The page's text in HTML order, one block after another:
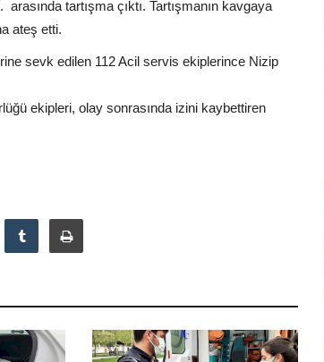
tartışma çıktı. Tartışmanın kavgaya
ateş etti.
sevk edilen 112 Acil servis ekiplerince Nizip
ekipleri, olay sonrasında izini kaybettiren